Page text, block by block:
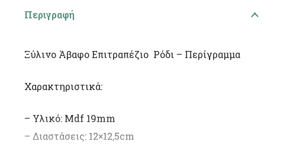
Περιγραφή
Ξύλινο Άβαφο Επιτραπέζιο Ρόδι – Περίγραμμα
Χαρακτηριστικά:
– Υλικό: Mdf 19mm
– Διαστάσεις: 12×12,5cm